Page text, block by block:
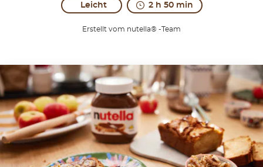
Leicht 2 h 50 min
Erstellt vom nutella® -Team